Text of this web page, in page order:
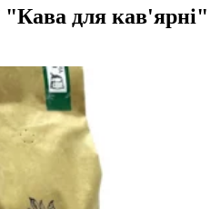
"Кава для кав'ярні"